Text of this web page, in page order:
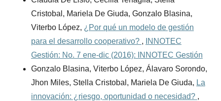
Cristobal, Mariela De Giuda, Gonzalo Blasina,
Viterbo López, ¿Por qué un modelo de gestión
para el desarrollo cooperativo? ,
INNOTEC
Gestión: No. 7 ene-dic (2016): INNOTEC Gestión
Gonzalo Blasina, Viterbo López, Álavaro Sorondo,
Jhon Miles, Stella Cristobal, Mariela De Giuda, La
innovación: ¿riesgo, oportunidad o necesidad? ,